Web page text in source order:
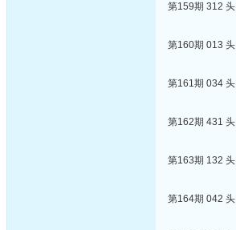
第159期 312 头
第160期 013 头
第161期 034 头
第162期 431 头
第163期 132 头
第164期 042 头